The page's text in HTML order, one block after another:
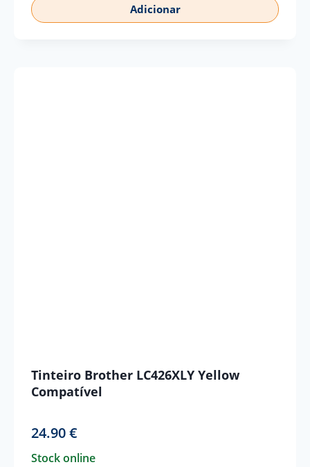
Adicionar
Tinteiro Brother LC426XLY Yellow
Compatível
24.90€
Stock online